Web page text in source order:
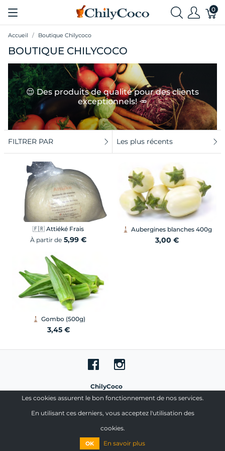
0
Accueil Boutique Chilycoco
BOUTIQUE CHILYCOCO
😌 Des produits de qualité pour des clients
exceptionnels! 🥕
FILTRER PAR Les plus récents
🇫🇷 Attiéké Frais
À partir de 5,99 €
Aubergines blanches 400g
3,00 €
Gombo (500g)
3,45 €
ChilyCoco
128 Rue La Boétie 75008 Paris
Les cookies assurent le bon fonctionnement de nos services.
En utilisant ces derniers, vous acceptez l'utilisation des
cookies.
OK En savoir plus